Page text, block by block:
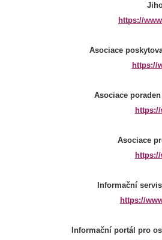
https://
Asociace
https://
Asociace
Asociace
Informační
https://
Informační portál pro